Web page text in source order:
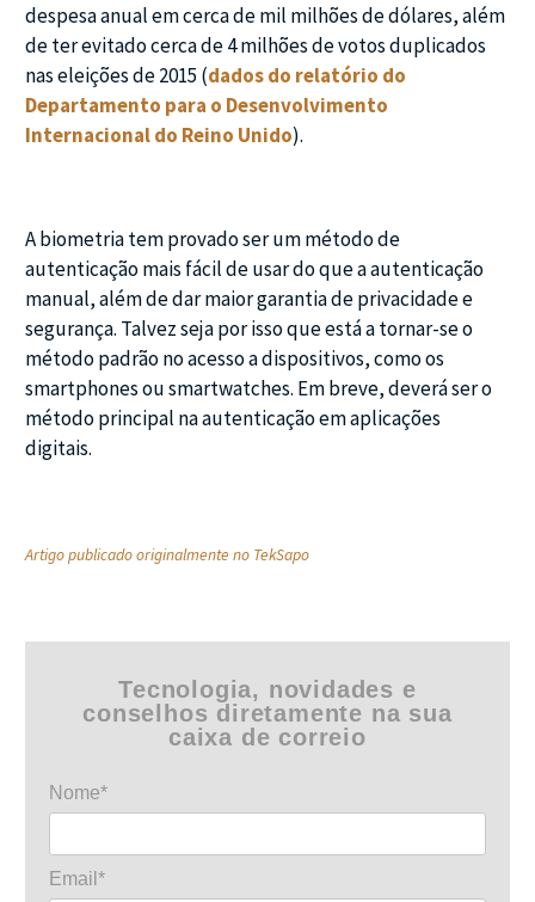
despesa anual em cerca de mil milhões de dólares, além
de ter evitado cerca de 4 milhões de votos duplicados
nas eleições de 2015 (dados do relatório do
Departamento para o Desenvolvimento
Internacional do Reino Unido).
A biometria tem provado ser um método de
autenticação mais fácil de usar do que a autenticação
manual, além de dar maior garantia de privacidade e
segurança. Talvez seja por isso que está a tornar-se o
método padrão no acesso a dispositivos, como os
smartphones ou smartwatches. Em breve, deverá ser o
método principal na autenticação em aplicações
digitais.
Artigo publicado originalmente no TekSapo
Tecnologia, novidades e
conselhos diretamente na sua
caixa de correio
Nome*
Email*